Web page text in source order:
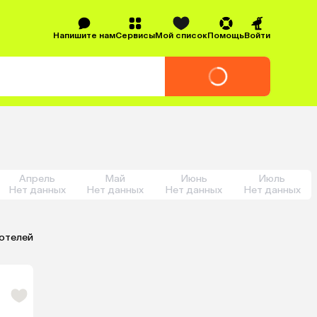
Напишите намСервисыМой списокПомощьВойти
Апрель
Нет данных
Май
Нет данных
Июнь
Нет данных
Июль
Нет данных